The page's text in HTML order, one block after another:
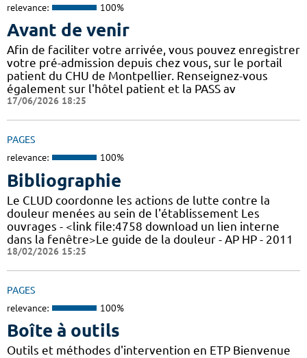
relevance: 100%
Avant de venir
Afin de faciliter votre arrivée, vous pouvez enregistrer
votre pré-admission depuis chez vous, sur le portail
patient du CHU de Montpellier. Renseignez-vous
également sur l'hôtel patient et la PASS av
17/06/2026 18:25
PAGES
relevance: 100%
Bibliographie
Le CLUD coordonne les actions de lutte contre la
douleur menées au sein de l'établissement Les
ouvrages - <link file:4758 download un lien interne
dans la fenêtre>Le guide de la douleur - AP HP - 2011
18/02/2026 15:25
PAGES
relevance: 100%
Boîte à outils
Outils et méthodes d'intervention en ETP Bienvenue